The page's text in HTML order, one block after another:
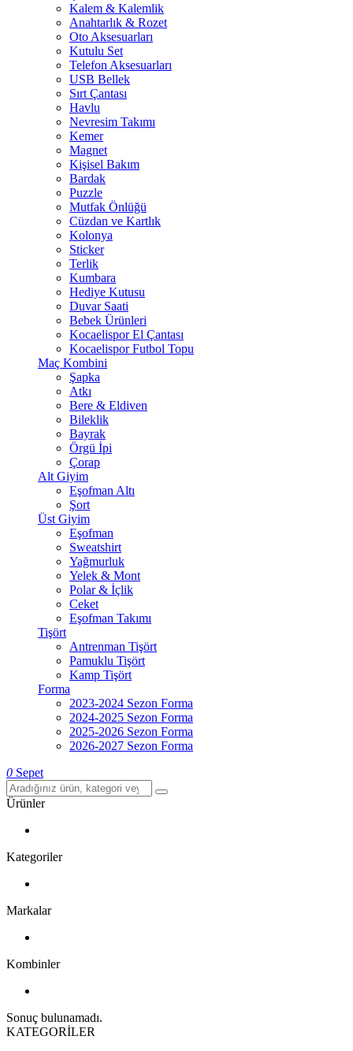
Kalem & Kalemlik
Anahtarlık & Rozet
Oto Aksesuarları
Kutulu Set
Telefon Aksesuarları
USB Bellek
Sırt Çantası
Havlu
Nevresim Takımı
Kemer
Magnet
Kişisel Bakım
Bardak
Puzzle
Mutfak Önlüğü
Cüzdan ve Kartlık
Kolonya
Sticker
Terlik
Kumbara
Hediye Kutusu
Duvar Saati
Bebek Ürünleri
Kocaelispor El Çantası
Kocaelispor Futbol Topu
Maç Kombini
Şapka
Atkı
Bere & Eldiven
Bileklik
Bayrak
Örgü İpi
Çorap
Alt Giyim
Eşofman Altı
Şort
Üst Giyim
Eşofman
Sweatshirt
Yağmurluk
Yelek & Mont
Polar & İçlik
Ceket
Eşofman Takımı
Tişört
Antrenman Tişört
Pamuklu Tişört
Kamp Tişört
Forma
2023-2024 Sezon Forma
2024-2025 Sezon Forma
2025-2026 Sezon Forma
2026-2027 Sezon Forma
0 Sepet
Ürünler
Kategoriler
Markalar
Kombinler
Sonuç bulunamadı.
KATEGORİLER